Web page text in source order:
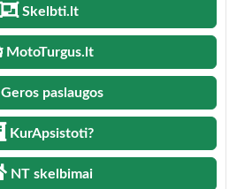
Skelbti.lt
MotoTurgus.lt
Geros paslaugos
KurApsistoti?
NT skelbimai